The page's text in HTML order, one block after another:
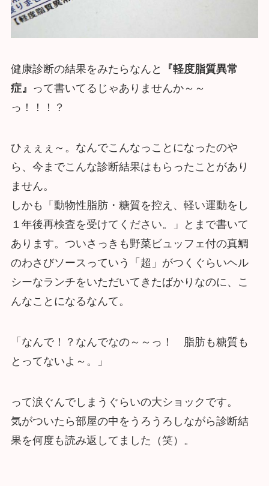
健康診断の結果をみたらなんと
『軽度脂質異常
症』 って書いてるじゃありませんか～～
っ！！！？
ひぇぇぇ～。なんでこんなっことになったのや
ら、今までこんな診断結果はもらったことがあり
ません。
しかも「動物性脂肪・糖質を控え、軽い運動をし
１年後再検査を受けてください。」とまで書いて
あります。ついさっきも野菜ビュッフェ付の真鯛
のわさびソースっていう「超」がつくぐらいヘル
シーなランチをいただいてきたばかりなのに、こ
んなことになるなんて。
「なんで！？なんでなの～～っ！ 脂肪も糖質も
とってないよ～。」
って涙ぐんでしまうぐらいの大ショックです。
気がついたら部屋の中をうろうろしながら診断結
果を何度も読み返してました（笑）。